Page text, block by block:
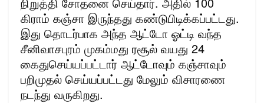
கிராம் கஞ்சா இருந்தது கண்டுபிடிக்கப்பட்டது.
இது தொடர்பாக அந்த ஆட்டோ ஓட்டி வந்த
சீனிவாசபுரம் முகம்மது ரசூல் வயது 24
கைதுசெய்யப்பட்டார் ஆட்டோவும் கஞ்சாவும்
பறிமுதல் செய்யப்பட்டது மேலும் விசாரணை
நடந்து வருகிறது.